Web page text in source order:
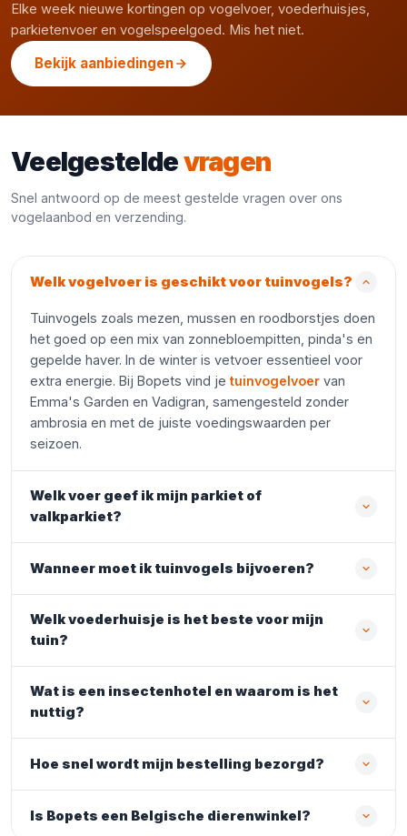
Elke week nieuwe kortingen op vogelvoer, voederhuisjes,
parkietenvoer en vogelspeelgoed. Mis het niet.
Bekijk aanbiedingen
Veelgesteldevragen
Snel antwoord op de meest gestelde vragen over ons
vogelaanbod en verzending.
Welk vogelvoer is geschikt voor tuinvogels?
Tuinvogels zoals mezen, mussen en roodborstjes doen
het goed op een mix van zonnebloempitten, pinda's en
gepelde haver. In de winter is vetvoer essentieel voor
extra energie. Bij Bopets vind jetuinvogelvoer van
Emma's Garden en Vadigran, samengesteld zonder
ambrosia en met de juiste voedingswaarden per
seizoen.
Welk voer geef ik mijn parkiet of
valkparkiet?
Wanneer moet ik tuinvogels bijvoeren?
Welk voederhuisje is het beste voor mijn
tuin?
Wat is een insectenhotel en waarom is het
nuttig?
Hoe snel wordt mijn bestelling bezorgd?
Is Bopets een Belgische dierenwinkel?